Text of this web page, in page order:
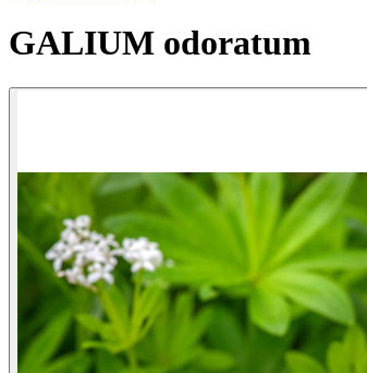
GALIUM odoratum